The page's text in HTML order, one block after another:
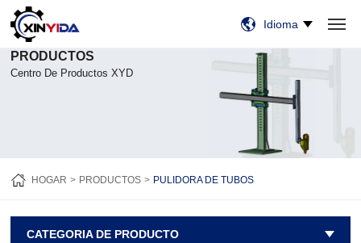
HOGAR
VIDEO
CASOS
NOTICIAS
SOBRE NOSOTROS
CONTÁCTENOS
Idioma
PRODUCTOS
Centro De Productos XYD
HOGAR PRODUCTOS PULIDORA DE TUBOS
CATEGORIA DE PRODUCTO